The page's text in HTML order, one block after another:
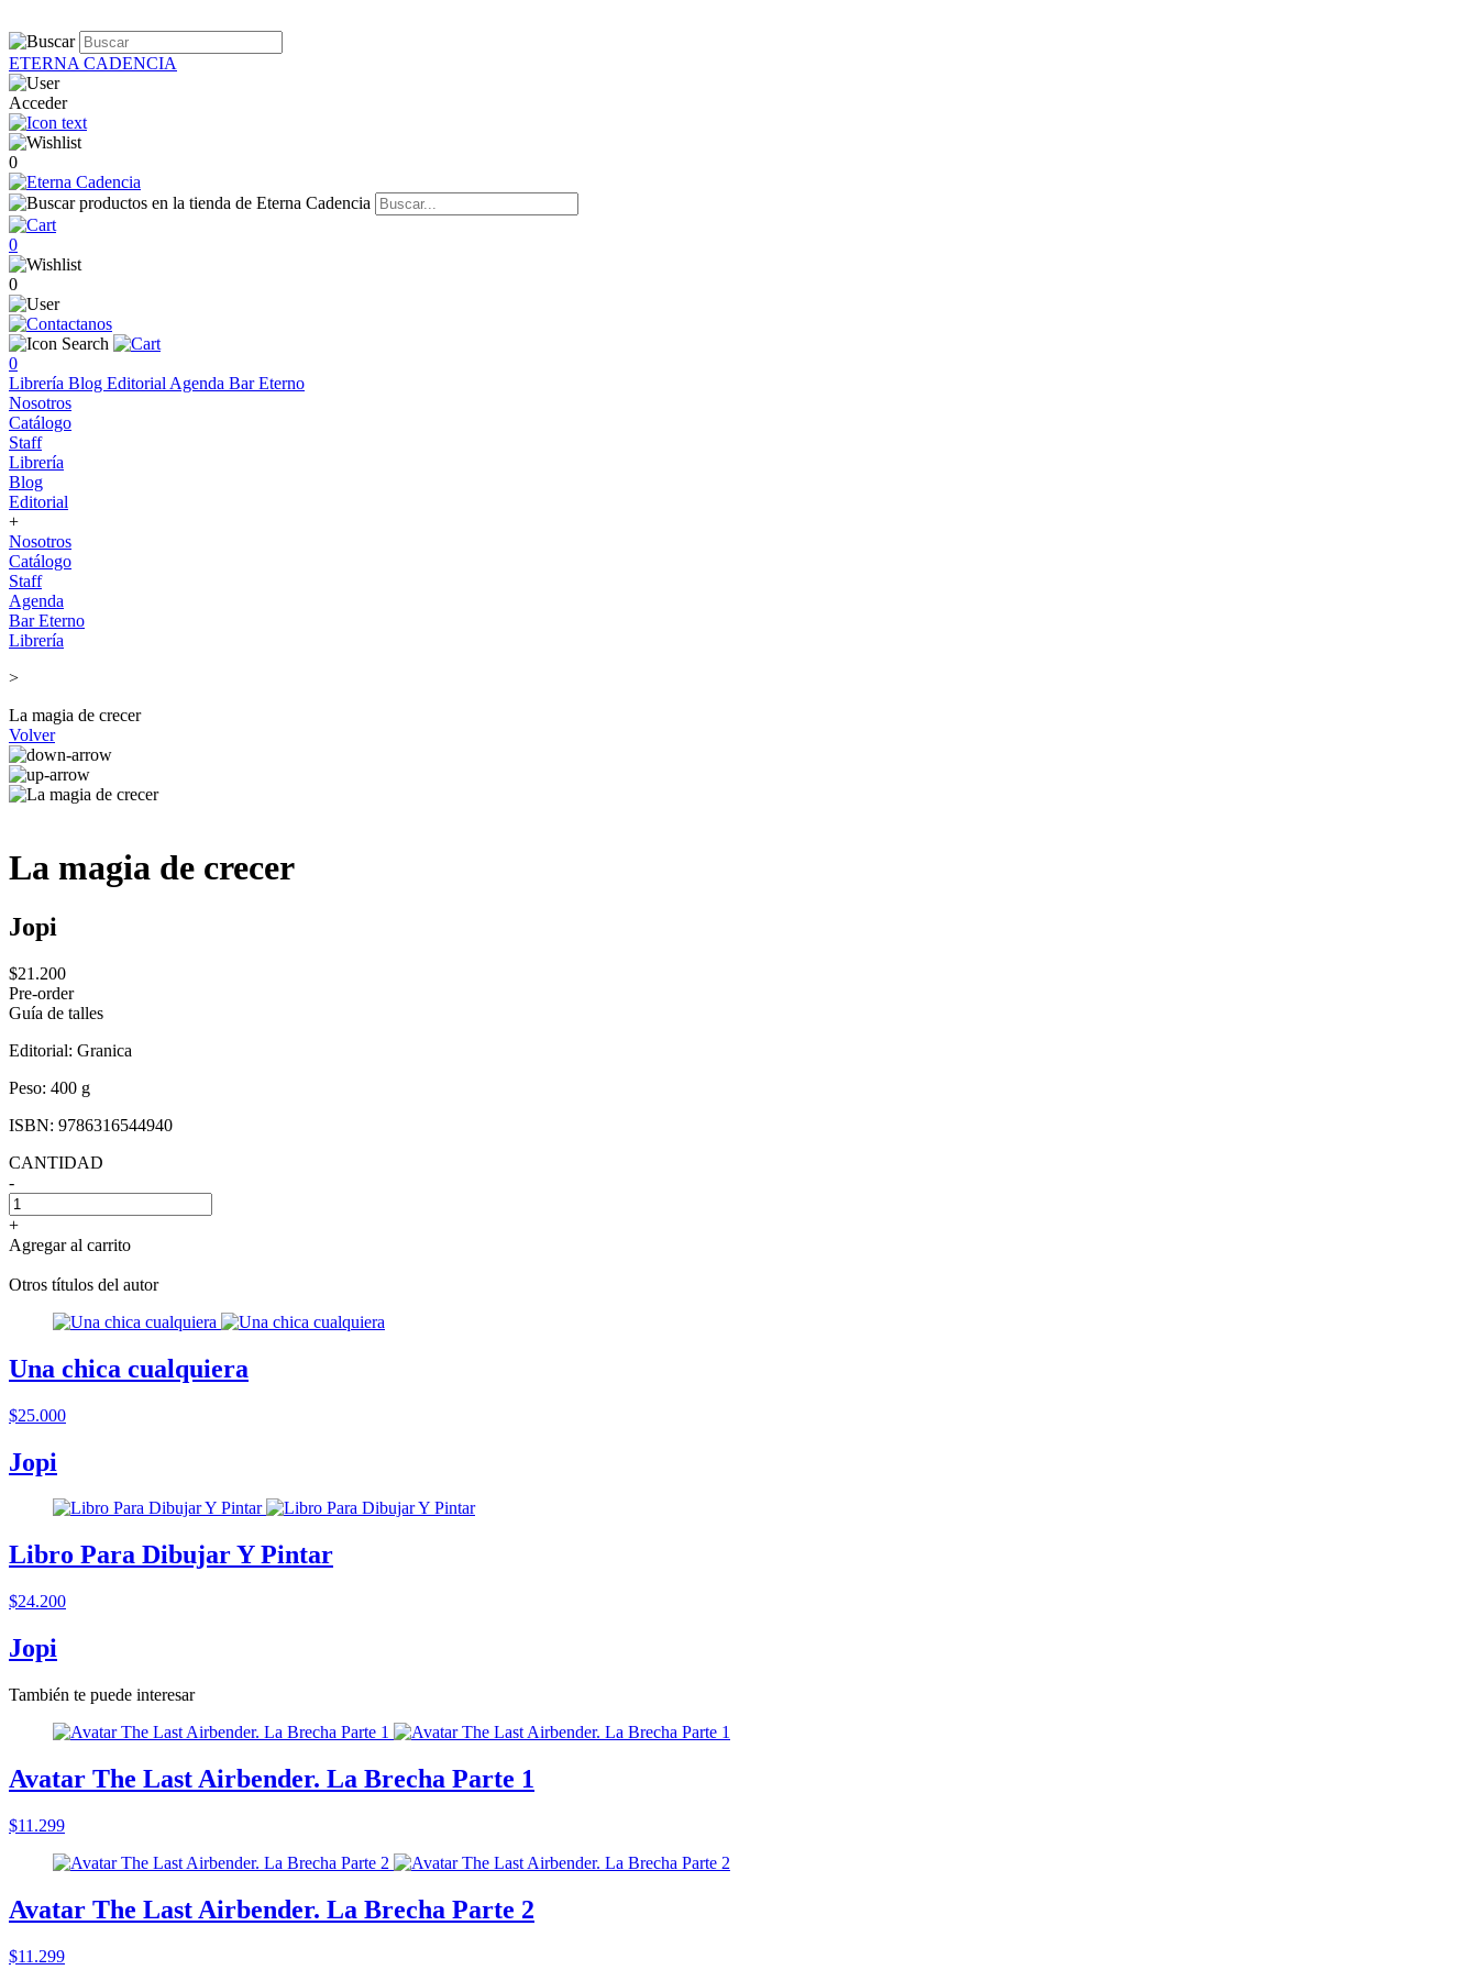
ETERNA CADENCIA
Acceder
0
0
0
0
Librería Blog Editorial Agenda Bar Eterno
Nosotros
Catálogo
Staff
Librería
Blog
Editorial
+
Nosotros
Catálogo
Staff
Agenda
Bar Eterno
Librería
>
La magia de crecer
Volver
La magia de crecer
Jopi
$21.200
Pre-order
Guía de talles
Editorial: Granica
Peso: 400 g
ISBN: 9786316544940
CANTIDAD
-
+
Agregar al carrito
Otros títulos del autor
Una chica cualquiera
$25.000
Jopi
Libro Para Dibujar Y Pintar
$24.200
Jopi
También te puede interesar
Avatar The Last Airbender. La Brecha Parte 1
$11.299
Avatar The Last Airbender. La Brecha Parte 2
$11.299